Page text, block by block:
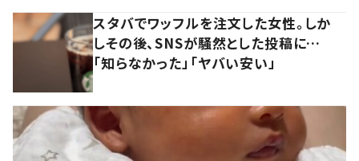
スタバでワッフルを注文した女性。しか
しその後、SNSが騒然とした投稿に…
「知らなかった」「ヤバい安い」